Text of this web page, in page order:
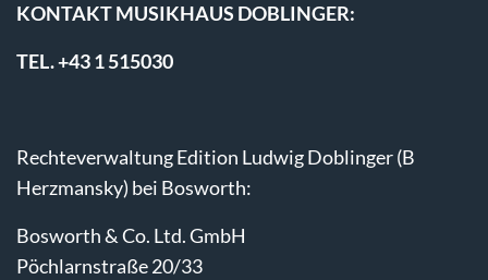
KONTAKT MUSIKHAUS DOBLINGER:
TEL. +43 1 515030
Rechteverwaltung Edition Ludwig Doblinger (B
Herzmansky) bei Bosworth:
Bosworth & Co. Ltd. GmbH
Pöchlarnstraße 20/33